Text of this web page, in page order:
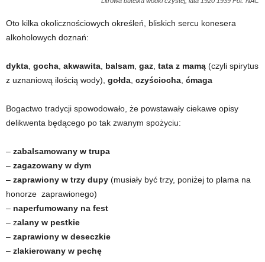
Oto kilka okolicznościowych określeń, bliskich sercu konesera
alkoholowych doznań:
dykta gocha akwawita balsam gaz tata z mamą (czyli spirytus
z uznaniową ilością wody), gołda czyściocha ćmaga
Bogactwo tradycji spowodowało, że powstawały ciekawe opisy
delikwenta będącego po tak zwanym spożyciu:
– zabalsamowany w trupa
– zagazowany w dym
– zaprawiony w trzy dupy (musiały być trzy, poniżej to plama na
honorze zaprawionego)
– naperfumowany na fest
– zalany w pestkie
– zaprawiony w deseczkie
– zlakierowany w pechę